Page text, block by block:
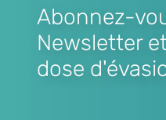
Abonnez-
Newsletter
dose